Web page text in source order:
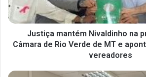
Justiça mantém Nivaldinho na
Câmara de Rio Verde de MT e
vereadores